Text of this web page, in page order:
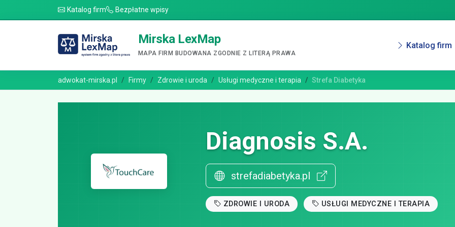
Katalog firm Bezpłatne wpisy
Mirska LexMap
MAPA FIRM BUDOWANA ZGODNIE Z LITERĄ PRAWA
Katalog firm
adwokat-mirska.pl Firmy Zdrowie i uroda Usługi medyczne i terapia Strefa Diabetyka
Diagnosis S.A.
strefadiabetyka.pl
ZDROWIE I URODA USŁUGI MEDYCZNE I TERAPIA